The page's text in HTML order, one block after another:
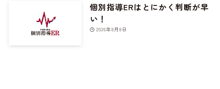
個別指導ERはとにかく判断が早
い！
2026年8月8日